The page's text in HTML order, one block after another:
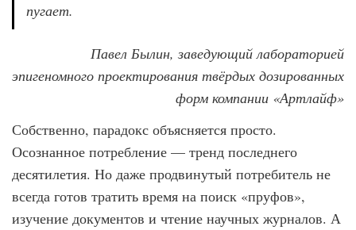
пугает.
Павел Былин, заведующий лабораторией
эпигеномного проектирования твёрдых дозированных
форм компании «Артлайф»
Собственно, парадокс объясняется просто.
Осознанное потребление — тренд последнего
десятилетия. Но даже продвинутый потребитель не
всегда готов тратить время на поиск «пруфов»,
изучение документов и чтение научных журналов. А